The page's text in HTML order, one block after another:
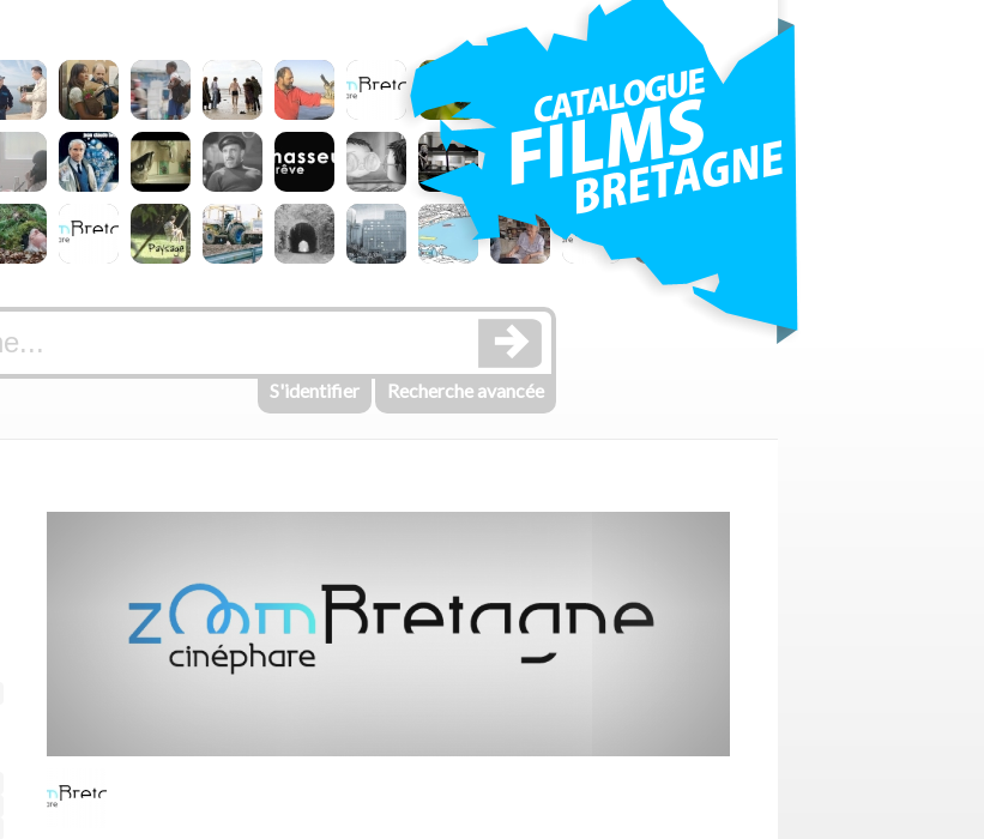
S'identifier Recherche avancée